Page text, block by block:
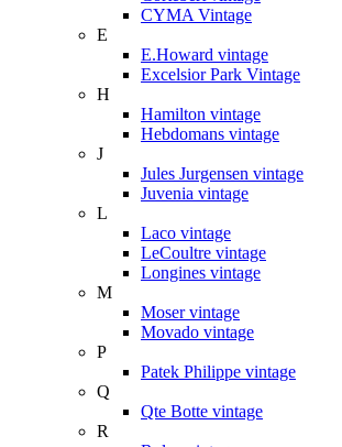
CYMA Vintage
E
E.Howard vintage
Excelsior Park Vintage
H
Hamilton vintage
Hebdomans vintage
J
Jules Jurgensen vintage
Juvenia vintage
L
Laco vintage
LeCoultre vintage
Longines vintage
M
Moser vintage
Movado vintage
P
Patek Philippe vintage
Q
Qte Botte vintage
R